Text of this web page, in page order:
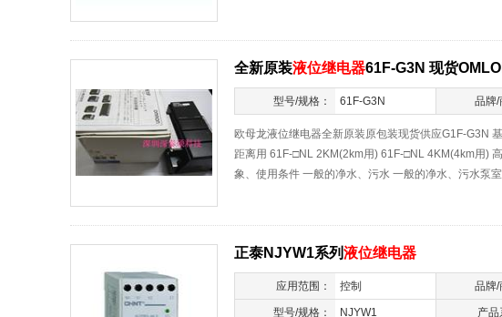
全新原装液位继电器61F-G3N 现货
型号/规格： 61F-G3N 品牌/
欧母龙液位继电器全新原装原包装现货供应G1F-G3N
距离用 61F-□NL 2KM(2km用) 61F-□NL 4KM(4km用)
象、使用条件 一般的净水、污水 一般的净水、污水泵
正泰NJYW1系列液位继电器
应用范围： 控制 品牌/
型号/规格： NJYW1 产品